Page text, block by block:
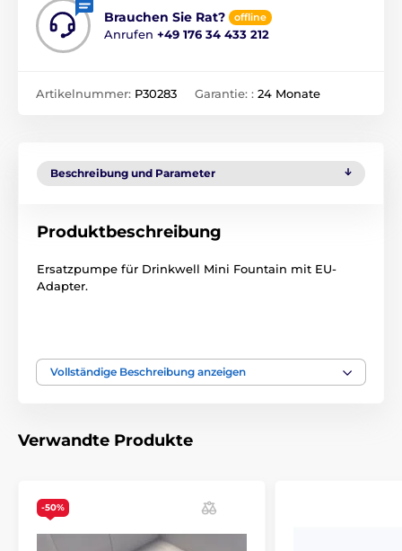
Brauchen Sie Rat? offline
Anrufen +49 176 34 433 212
Artikelnummer: P30283 Garantie: : 24 Monate
Beschreibung und Parameter
Produktbeschreibung
Ersatzpumpe für Drinkwell Mini Fountain mit EU-
Adapter.
Illustration.
zur Illustration.
Vollständige Beschreibung anzeigen
Verwandte Produkte
-50%